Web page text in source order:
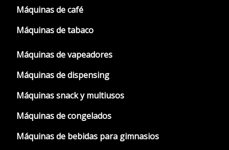
Máquinas de café
Máquinas de tabaco
Máquinas de vapeadores
Máquinas de dispensing
Máquinas snack y multiusos
Máquinas de congelados
Máquinas de bebidas para gimnasios